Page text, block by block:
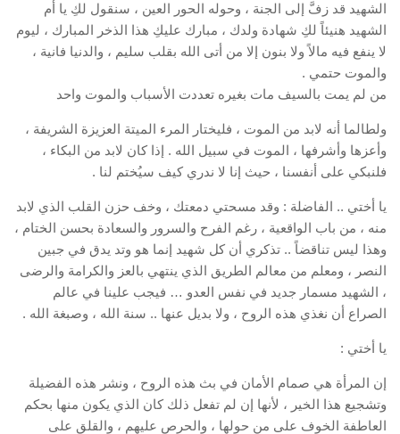
الشهيد قد زفَّ إلى الجنة ، وحوله الحور العين ، سنقول لكِ يا أم
الشهيد هنيئاً لكِ شهادة ولدك ، مبارك عليكِ هذا الذخر المبارك ، ليوم
لا ينفع فيه مالاً ولا بنون إلا من أتى الله بقلب سليم ، والدنيا فانية ،
والموت حتمي .
من لم يمت بالسيف مات بغيره تعددت الأسباب والموت واحد
ولطالما أنه لابد من الموت ، فليختار المرء الميتة العزيزة الشريفة ،
وأعزها وأشرفها ، الموت في سبيل الله . إذا كان لابد من البكاء ،
فلنبكي على أنفسنا ، حيث إنا لا ندري كيف سيُختم لنا .
يا أختي .. الفاضلة : وقد مسحتي دمعتك ، وخف حزن القلب الذي لابد
منه ، من باب الواقعية ، رغم الفرح والسرور والسعادة بحسن الختام ،
وهذا ليس تناقضاً .. تذكري أن كل شهيد إنما هو وتد يدق في جبين
النصر ، ومعلم من معالم الطريق الذي ينتهي بالعز والكرامة والرضى
، الشهيد مسمار جديد في نفس العدو … فيجب علينا في عالم
الصراع أن نغذي هذه الروح ، ولا بديل عنها .. سنة الله ، وصبغة الله .
يا أختي :
إن المرأة هي صمام الأمان في بث هذه الروح ، ونشر هذه الفضيلة
وتشجيع هذا الخير ، لأنها إن لم تفعل ذلك كان الذي يكون منها بحكم
العاطفة الخوف على من حولها ، والحرص عليهم ، والقلق على